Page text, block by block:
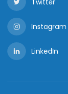
Instagram
LinkedIn